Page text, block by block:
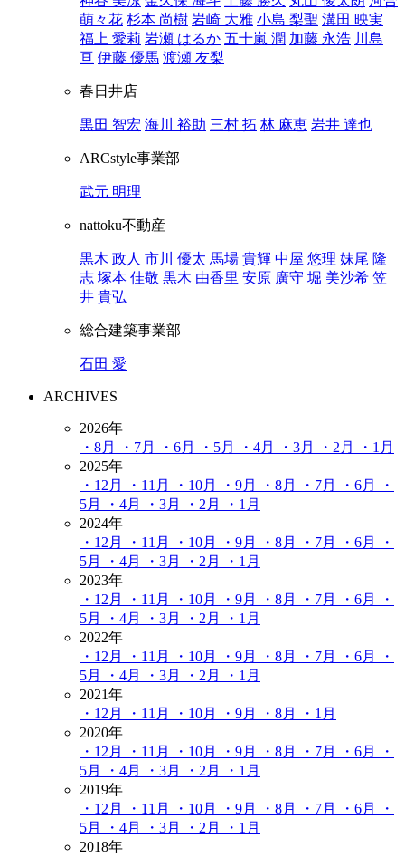
萌々花 杉本 尚樹 岩崎 大雅 小島 梨聖 溝田 映実
福上 愛莉 岩瀬 はるか 五十嵐 潤 加藤 永浩 川島
亘 伊藤 優馬 渡瀬 友梨
春日井店
黒田 智宏 海川 裕助 三村 拓 林 麻恵 岩井 達也
ARCstyle事業部
武元 明理
nattoku不動産
黒木 政人 市川 優太 馬場 貴輝 中屋 悠理 妹尾 隆
志 塚本 佳敬 黒木 由香里 安原 廣守 堀 美沙希 笠
井 貴弘
総合建築事業部
石田 愛
ARCHIVES
2026年
・8月
・7月 ・6月 ・5月 ・4月 ・3月 ・2月
・1月
2025年
・12月
・11月 ・10月 ・9月 ・8月 ・7月 ・6月
・
5月
・4月 ・3月 ・2月
・1月
2024年
・12月
・11月 ・10月 ・9月 ・8月 ・7月 ・6月
・
5月
・4月 ・3月 ・2月
・1月
2023年
・12月
・11月 ・10月 ・9月 ・8月 ・7月 ・6月
・
5月
・4月 ・3月 ・2月
・1月
2022年
・12月
・11月 ・10月 ・9月 ・8月 ・7月 ・6月
・
5月
・4月 ・3月 ・2月
・1月
2021年
・12月
・11月 ・10月 ・9月 ・8月
・1月
2020年
・12月
・11月 ・10月 ・9月 ・8月 ・7月 ・6月
・
5月
・4月 ・3月 ・2月
・1月
2019年
・12月
・11月 ・10月 ・9月 ・8月 ・7月 ・6月
・
5月
・4月 ・3月 ・2月
・1月
2018年